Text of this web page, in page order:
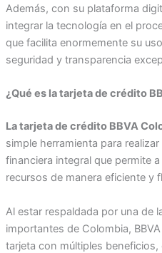
Además, con su plataforma
integrar la tecnología en el
que facilita enormemente su
seguridad y transparencia
¿Qué es la tarjeta de crédito
La tarjeta de crédito BBVA
simple herramienta para
financiera integral que permite
recursos de manera eficiente y
Al estar respaldada por una de
importantes de Colombia,
tarjeta con múltiples